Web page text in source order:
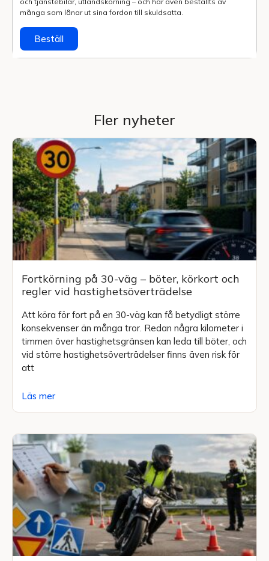
många som lånar ut sina fordon till skuldsatta.
Beställ
Fler nyheter
Fortkörning på 30-väg – böter, körkort och
regler vid hastighetsöverträdelse
Att köra för fort på en 30-väg kan få betydligt större
konsekvenser än många tror. Redan några kilometer i
timmen över hastighetsgränsen kan leda till böter, och
vid större hastighetsöverträdelser finns även risk för
att
Läs mer